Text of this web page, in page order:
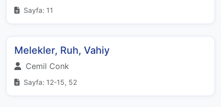
Sayfa: 11
Melekler, Ruh, Vahiy
Cemil Conk
Sayfa: 12-15, 52